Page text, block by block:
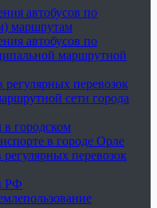
автобусов по
маршрутам
автобусов по
маршрутной
перевозок
сети города
городском
в городе Орле
перевозок
РФ